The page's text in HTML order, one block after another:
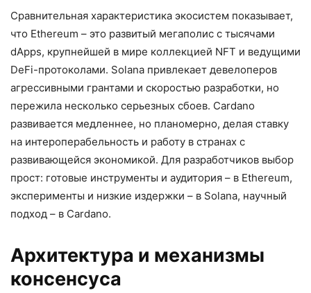
Сравнительная характеристика экосистем показывает,
что Ethereum – это развитый мегаполис с тысячами
dApps, крупнейшей в мире коллекцией NFT и ведущими
DeFi-протоколами. Solana привлекает девелоперов
агрессивными грантами и скоростью разработки, но
пережила несколько серьезных сбоев. Cardano
развивается медленнее, но планомерно, делая ставку
на интероперабельность и работу в странах с
развивающейся экономикой. Для разработчиков выбор
прост: готовые инструменты и аудитория – в Ethereum,
эксперименты и низкие издержки – в Solana, научный
подход – в Cardano.
Архитектура и механизмы
консенсуса